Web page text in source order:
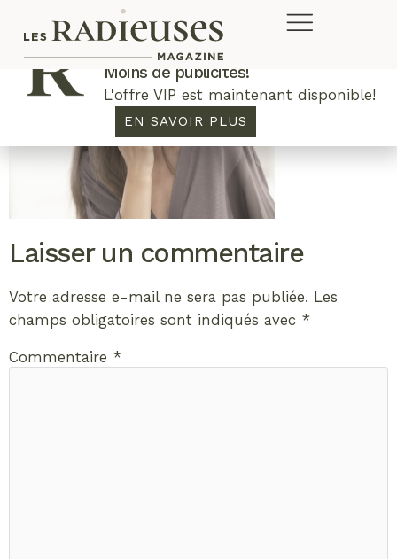
Laisser un commentaire
Votre adresse e-mail ne sera pas publiée. Les
champs obligatoires sont indiqués avec *
Commentaire *
Plus de concours. Plus de rabais.
Moins de publicités!
L'offre VIP est maintenant disponible!
EN SAVOIR PLUS